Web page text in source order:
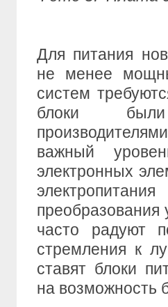
Для питания
не менее
систем
блоки были
важный
электронных
преобразования
часто радуют
стремления к
ставят блоки
на возможность